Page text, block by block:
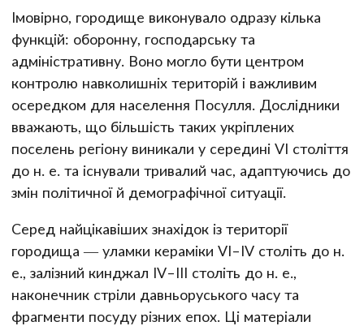
Імовірно, городище виконувало одразу кілька
функцій: оборонну, господарську та
адміністративну. Воно могло бути центром
контролю навколишніх територій і важливим
осередком для населення Посулля. Дослідники
вважають, що більшість таких укріплених
поселень регіону виникали у середині VI століття
до н. е. та існували тривалий час, адаптуючись до
змін політичної й демографічної ситуації.
Серед найцікавіших знахідок із території
городища — уламки кераміки VI–IV століть до н.
е., залізний кинджал IV–III століть до н. е.,
наконечник стріли давньоруського часу та
фрагменти посуду різних епох. Ці матеріали